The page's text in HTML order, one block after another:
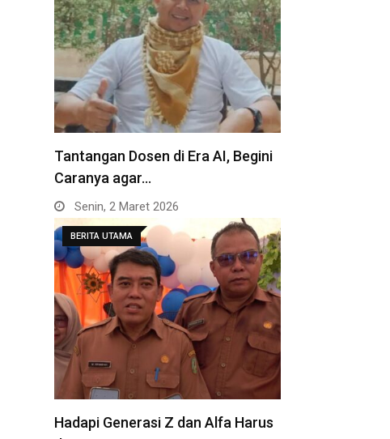
Tantangan Dosen di Era AI, Begini
Caranya agar…
Senin, 2 Maret 2026
BERITA UTAMA
Hadapi Generasi Z dan Alfa Harus